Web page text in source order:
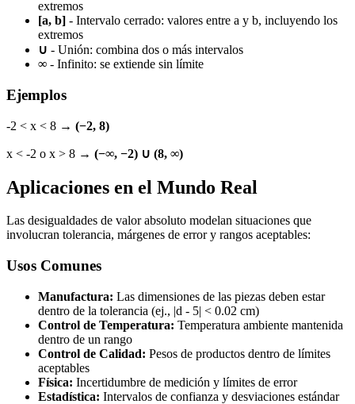
extremos
[a, b] - Intervalo cerrado: valores entre a y b, incluyendo los
extremos
∪ - Unión: combina dos o más intervalos
∞ - Infinito: se extiende sin límite
Ejemplos
-2 < x < 8 → (−2, 8)
x < -2 o x > 8 → (−∞, −2) ∪ (8, ∞)
Aplicaciones en el Mundo Real
Las desigualdades de valor absoluto modelan situaciones que
involucran tolerancia, márgenes de error y rangos aceptables:
Usos Comunes
Manufactura: Las dimensiones de las piezas deben estar
dentro de la tolerancia (ej., |d - 5| < 0.02 cm)
Control de Temperatura: Temperatura ambiente mantenida
dentro de un rango
Control de Calidad: Pesos de productos dentro de límites
aceptables
Física: Incertidumbre de medición y límites de error
Estadística: Intervalos de confianza y desviaciones estándar